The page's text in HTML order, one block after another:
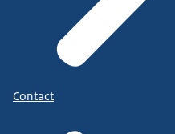
Contact